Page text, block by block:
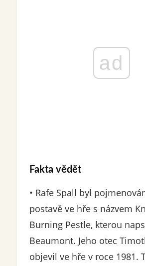
ad
Fakta vědět
• Rafe Spall byl
postavě ve hře s názvem
Burning Pestle, kterou
Beaumont. Jeho otec
objevil ve hře v roce 1981.